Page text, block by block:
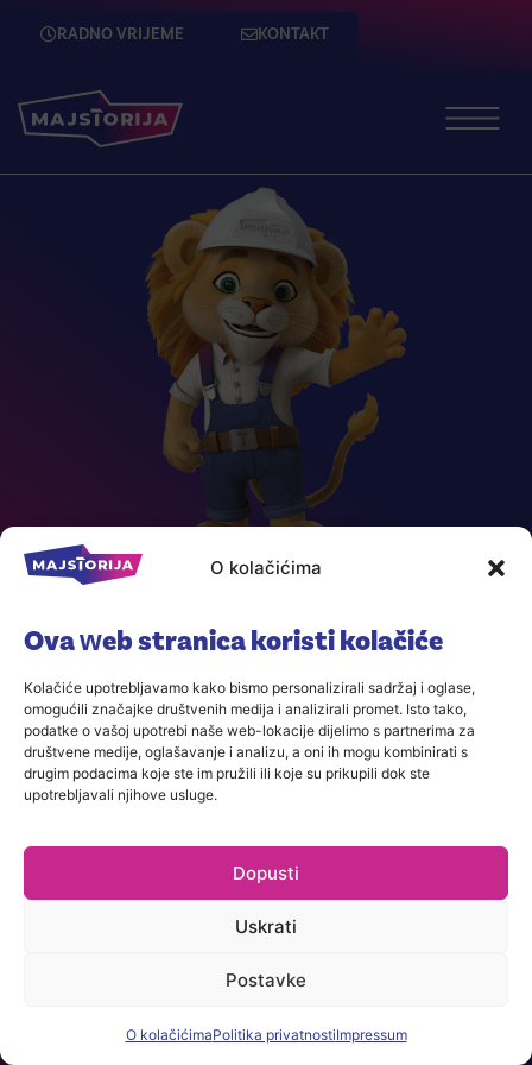
O kolačićima
Ova web stranica koristi kolačiće
Kolačiće upotrebljavamo kako bismo personalizirali sadržaj i oglase,
omogućili značajke društvenih medija i analizirali promet. Isto tako,
podatke o vašoj upotrebi naše web-lokacije dijelimo s partnerima za
društvene medije, oglašavanje i analizu, a oni ih mogu kombinirati s
drugim podacima koje ste im pružili ili koje su prikupili dok ste
upotrebljavali njihove usluge.
Dopusti
Uskrati
Postavke
O kolačićimaPolitika privatnostiImpressum
RADNO VRIJEME KONTAKT